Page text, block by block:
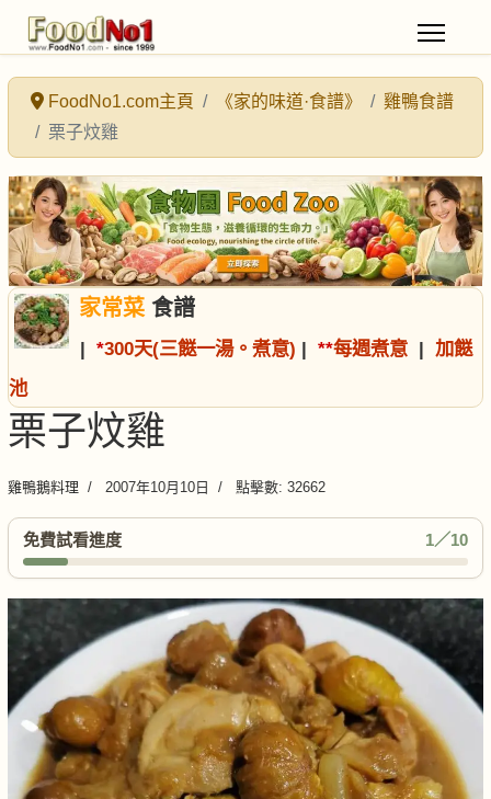
FoodNo1.com主頁 《家的味道·食譜》
雞鴨食譜
栗子炆雞
家常菜食譜
| *300天(三餸一湯。煮意) | **每週煮意 | 加餸
池
栗子炆雞
雞鴨鵝料理 2007年10月10日 點擊數: 32662
免費試看進度 1／10